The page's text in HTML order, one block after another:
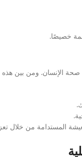
خصيصًا.
الإنسان. ومن بين هذه
المستدامة من خلال